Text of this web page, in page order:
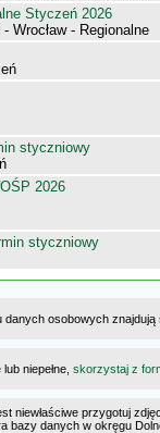
Styczeń 2026
Wrocław - Regionalne
styczniowy
2026
styczniowy
danych osobowych
niepełne, skorzystaj z
niewłaściwe przygotuj
bazy danych w okręgu